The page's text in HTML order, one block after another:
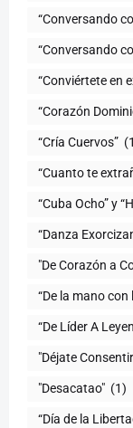
“Conversando
“Conversando
“Conviértete en
“Corazón
“Cría Cuervos”
“Cuanto te
“Cuba Ocho” y
“Danza
"De Corazón a
“De Líder A
"Déjate
"Desacatao" (1)